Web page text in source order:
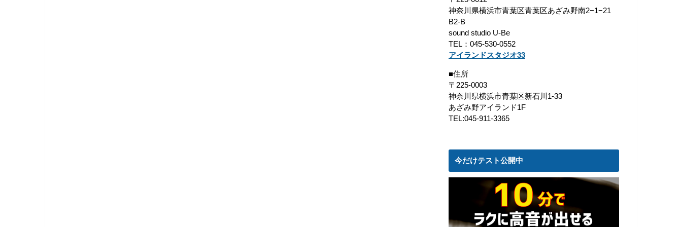
神奈川県横浜市青葉区青葉区あざみ野南2−1−21
B2-B
sound studio U-Be
TEL：045-530-0552
アイランドスタジオ33
■住所
〒225-0003
神奈川県横浜市青葉区新石川1-33
あざみ野アイランド1F
TEL:045-911-3365
今だけテスト公開中